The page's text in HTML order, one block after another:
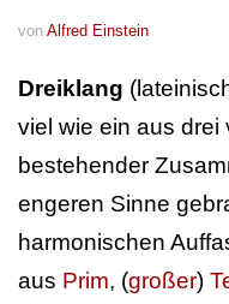
von Alfred Einstein
Dreiklang
viel wie ein aus
bestehender
engeren Sinne
harmonischen
aus Prim, (großer)